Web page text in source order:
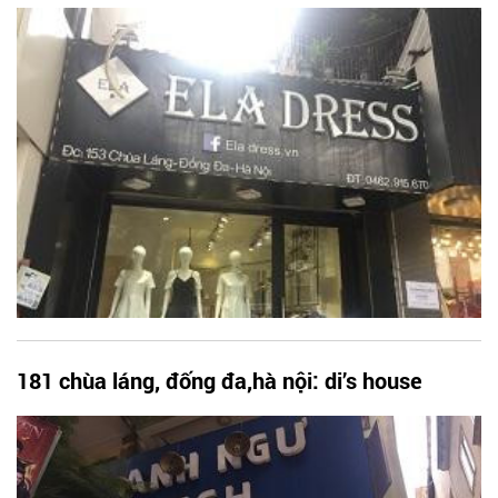
181 chùa láng, đống đa,hà nội: di’s house